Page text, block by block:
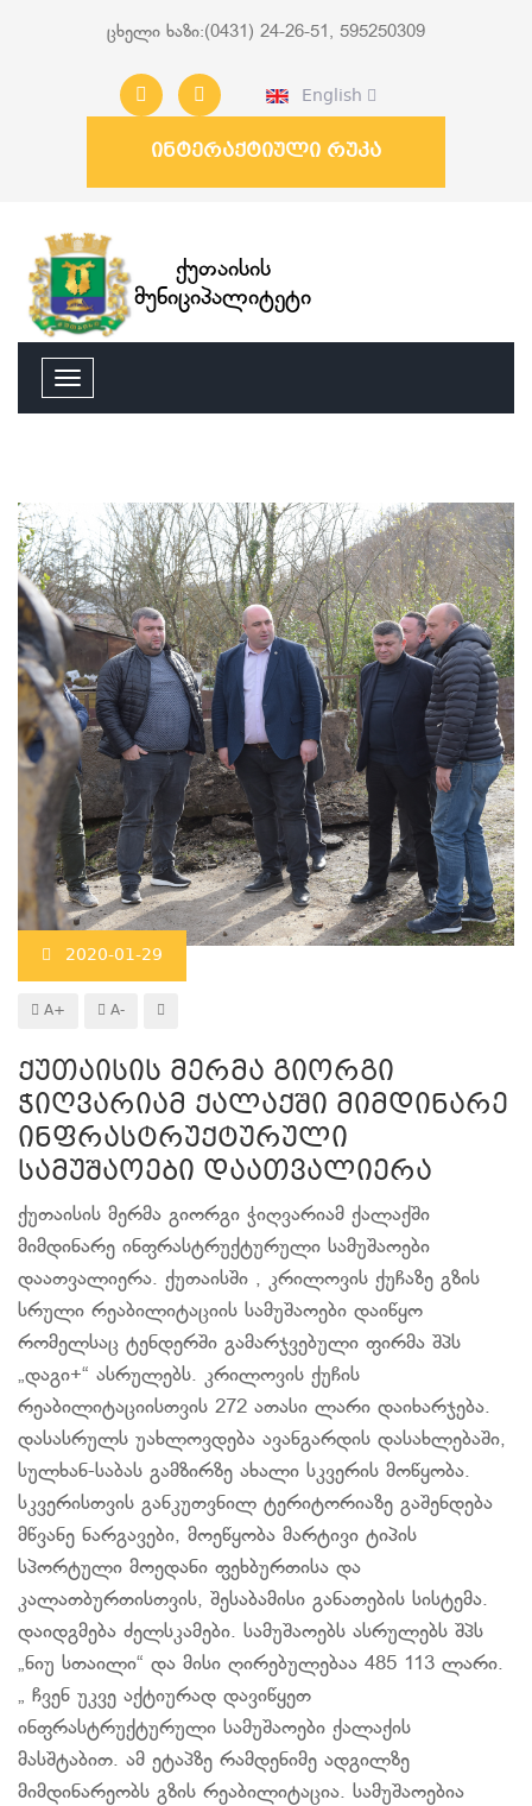
ცხელი ხაზი:(0431) 24-26-51, 595250309
English
ინტერაქტიული რუკა
ქუთაისის
მუნიციპალიტეტი
2020-01-29
A+ A-
ქუთაისის მერმა გიორგი
ჭიღვარიამ ქალაქში მიმდინარე
ინფრასტრუქტურული
სამუშაოები დაათვალიერა
ქუთაისის მერმა გიორგი ჭიღვარიამ ქალაქში
მიმდინარე ინფრასტრუქტურული სამუშაოები
დაათვალიერა. ქუთაისში , კრილოვის ქუჩაზე გზის
სრული რეაბილიტაციის სამუშაოები დაიწყო
რომელსაც ტენდერში გამარჯვებული ფირმა შპს
„დაგი+“ ასრულებს. კრილოვის ქუჩის
რეაბილიტაციისთვის 272 ათასი ლარი დაიხარჯება.
დასასრულს უახლოვდება ავანგარდის დასახლებაში,
სულხან-საბას გამზირზე ახალი სკვერის მოწყობა.
სკვერისთვის განკუთვნილ ტერიტორიაზე გაშენდება
მწვანე ნარგავები, მოეწყობა მარტივი ტიპის
სპორტული მოედანი ფეხბურთისა და
კალათბურთისთვის, შესაბამისი განათების სისტემა.
დაიდგმება ძელსკამები. სამუშაოებს ასრულებს შპს
„ნიუ სთაილი“ და მისი ღირებულებაა 485 113 ლარი.
„ ჩვენ უკვე აქტიურად დავიწყეთ
ინფრასტრუქტურული სამუშაოები ქალაქის
მასშტაბით. ამ ეტაპზე რამდენიმე ადგილზე
მიმდინარეობს გზის რეაბილიტაცია. სამუშაოებია